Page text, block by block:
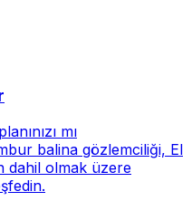
mı
balina gözlemciliği, El
dahil olmak üzere